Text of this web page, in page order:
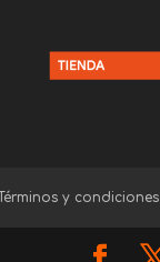
Términos y condiciones